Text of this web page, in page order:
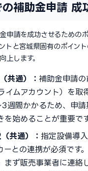
補助金申請 成
申請を成功させるための
トと宮城県固有のポイン
上します。
共通）： 補助金申請
イムアカウント）を取
週間かかるため、申請
を始めることが重要です
共通）： 指定設備導
ーとの連携が必須です
まず販売事業者に連絡